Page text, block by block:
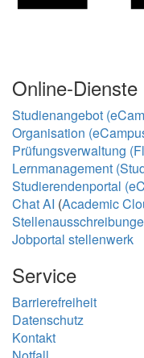
Online-Dienste
Studienangebot
Organisation
Prüfungsverwaltung
Lernmanagement
Studierendenportal
Chat AI (Academic
Jobportal stellenwerk
Service
Barrierefreiheit
Datenschutz
Kontakt